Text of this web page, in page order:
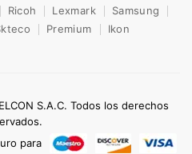
Ricoh Lexmark
Samsung
Premium Ikon
S.A.C. Todos los derechos
para